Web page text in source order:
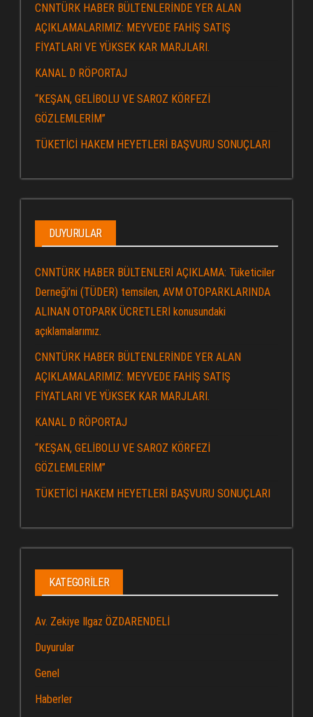
CNNTÜRK HABER BÜLTENLERİNDE YER ALAN
AÇIKLAMALARIMIZ: MEYVEDE FAHİŞ SATIŞ
FİYATLARI VE YÜKSEK KAR MARJLARI.
KANAL D RÖPORTAJ
“KEŞAN, GELİBOLU VE SAROZ KÖRFEZİ
GÖZLEMLERİM”
TÜKETİCİ HAKEM HEYETLERİ BAŞVURU SONUÇLARI
DUYURULAR
CNNTÜRK HABER BÜLTENLERİ AÇIKLAMA: Tüketiciler
Derneği’ni (TÜDER) temsilen, AVM OTOPARKLARINDA
ALINAN OTOPARK ÜCRETLERİ konusundaki
açıklamalarımız.
CNNTÜRK HABER BÜLTENLERİNDE YER ALAN
AÇIKLAMALARIMIZ: MEYVEDE FAHİŞ SATIŞ
FİYATLARI VE YÜKSEK KAR MARJLARI.
KANAL D RÖPORTAJ
“KEŞAN, GELİBOLU VE SAROZ KÖRFEZİ
GÖZLEMLERİM”
TÜKETİCİ HAKEM HEYETLERİ BAŞVURU SONUÇLARI
KATEGORILER
Av. Zekiye Ilgaz ÖZDARENDELİ
Duyurular
Genel
Haberler